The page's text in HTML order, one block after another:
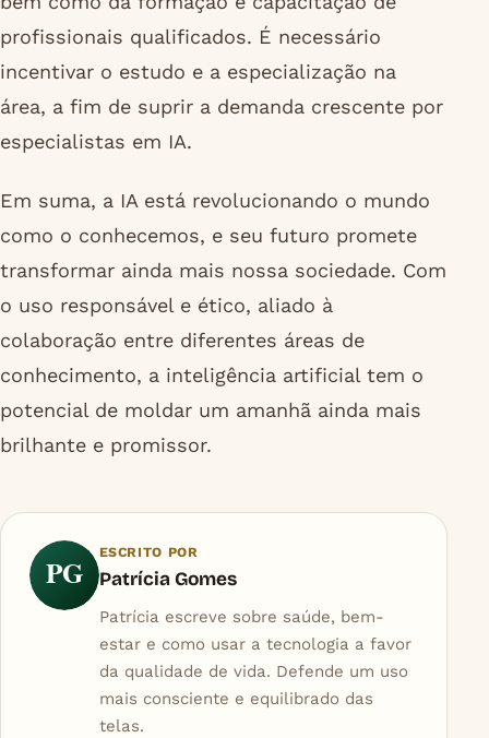
profissionais qualificados. É necessário
incentivar o estudo e a especialização na
área, a fim de suprir a demanda crescente por
especialistas em IA.
Em suma, a IA está revolucionando o mundo
como o conhecemos, e seu futuro promete
transformar ainda mais nossa sociedade. Com
o uso responsável e ético, aliado à
colaboração entre diferentes áreas de
conhecimento, a inteligência artificial tem o
potencial de moldar um amanhã ainda mais
brilhante e promissor.
PG
ESCRITO POR
Patrícia Gomes
Patrícia escreve sobre saúde, bem-
estar e como usar a tecnologia a favor
da qualidade de vida. Defende um uso
mais consciente e equilibrado das
telas.